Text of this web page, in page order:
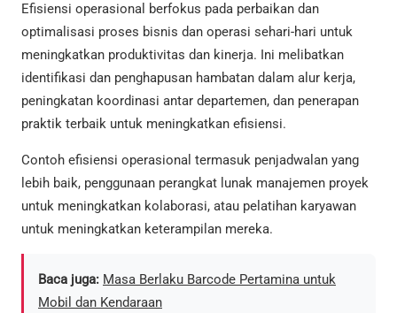
Efisiensi operasional berfokus pada perbaikan dan
optimalisasi proses bisnis dan operasi sehari-hari untuk
meningkatkan produktivitas dan kinerja. Ini melibatkan
identifikasi dan penghapusan hambatan dalam alur kerja,
peningkatan koordinasi antar departemen, dan penerapan
praktik terbaik untuk meningkatkan efisiensi.
Contoh efisiensi operasional termasuk penjadwalan yang
lebih baik, penggunaan perangkat lunak manajemen proyek
untuk meningkatkan kolaborasi, atau pelatihan karyawan
untuk meningkatkan keterampilan mereka.
Baca juga: Masa Berlaku Barcode Pertamina untuk
Mobil dan Kendaraan